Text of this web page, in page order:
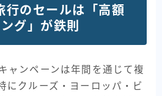
行のセールは「高額
グ」が鉄則
ャンペーンは年間を通じて複
にクルーズ・ヨーロッパ・ビ